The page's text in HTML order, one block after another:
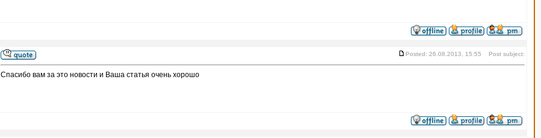
Posted: 26.08.2013, 15:55 Post subject:
Спасибо вам за это новости и Ваша статья очень хорошо